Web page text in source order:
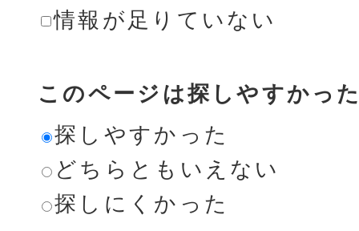
情報が足りていない
このページは探しやすかっ
探しやすかった
どちらともいえない
探しにくかった